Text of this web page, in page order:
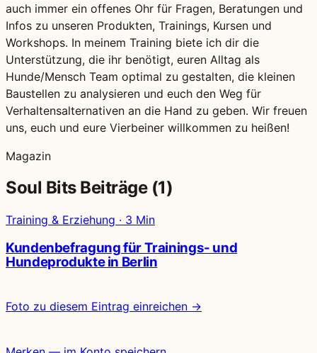
auch immer ein offenes Ohr für Fragen, Beratungen und
Infos zu unseren Produkten, Trainings, Kursen und
Workshops. In meinem Training biete ich dir die
Unterstützung, die ihr benötigt, euren Alltag als
Hunde/Mensch Team optimal zu gestalten, die kleinen
Baustellen zu analysieren und euch den Weg für
Verhaltensalternativen an die Hand zu geben. Wir freuen
uns, euch und eure Vierbeiner willkommen zu heißen!
Magazin
Soul Bits Beiträge (1)
Training & Erziehung · 3 Min
Kundenbefragung für Trainings- und
Hundeprodukte in Berlin
Foto zu diesem Eintrag einreichen →